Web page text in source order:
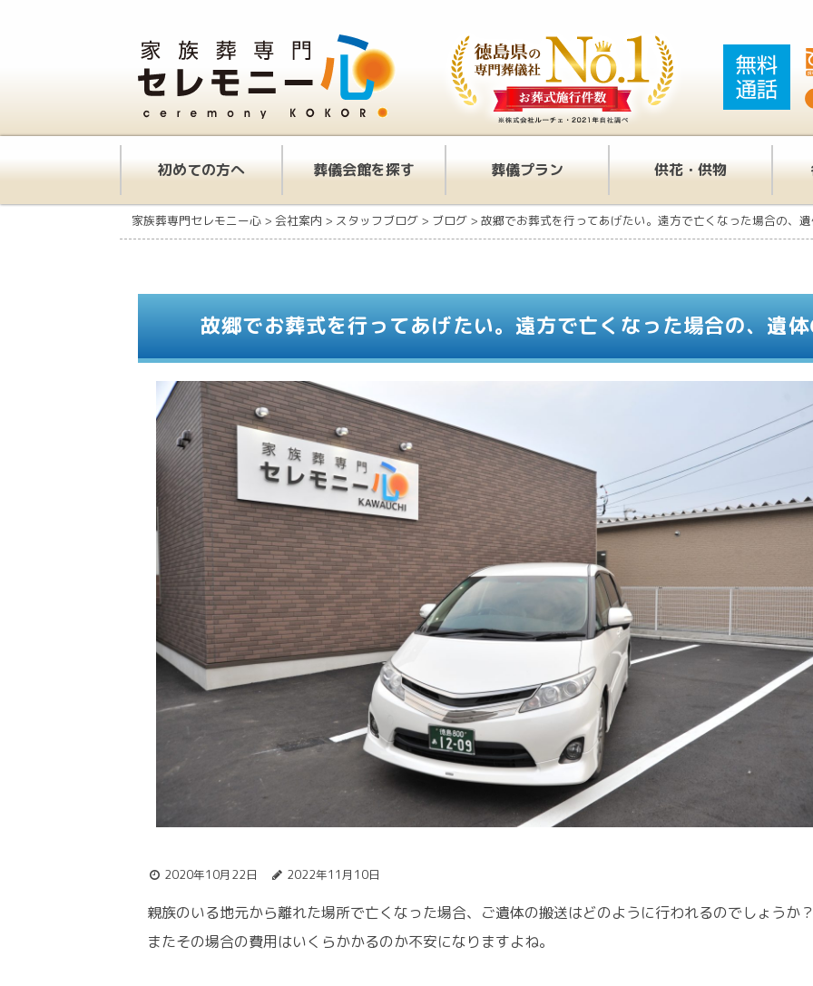
初めての方へ 葬儀会館を探す 葬儀プラン 供花・供物
家族葬専門セレモニー心> 会社案内 > スタッフブログ> ブログ> 故郷でお葬式を行ってあげたい。遠方で亡くなった場合の、遺
故郷でお葬式を行ってあげたい。遠方で亡くなった場合の、遺体
2020年10月22日 2022年11月10日
親族のいる地元から離れた場所で亡くなった場合、ご遺体の搬送はどのように行われるのでしょうか？
またその場合の費用はいくらかかるのか不安になりますよね。